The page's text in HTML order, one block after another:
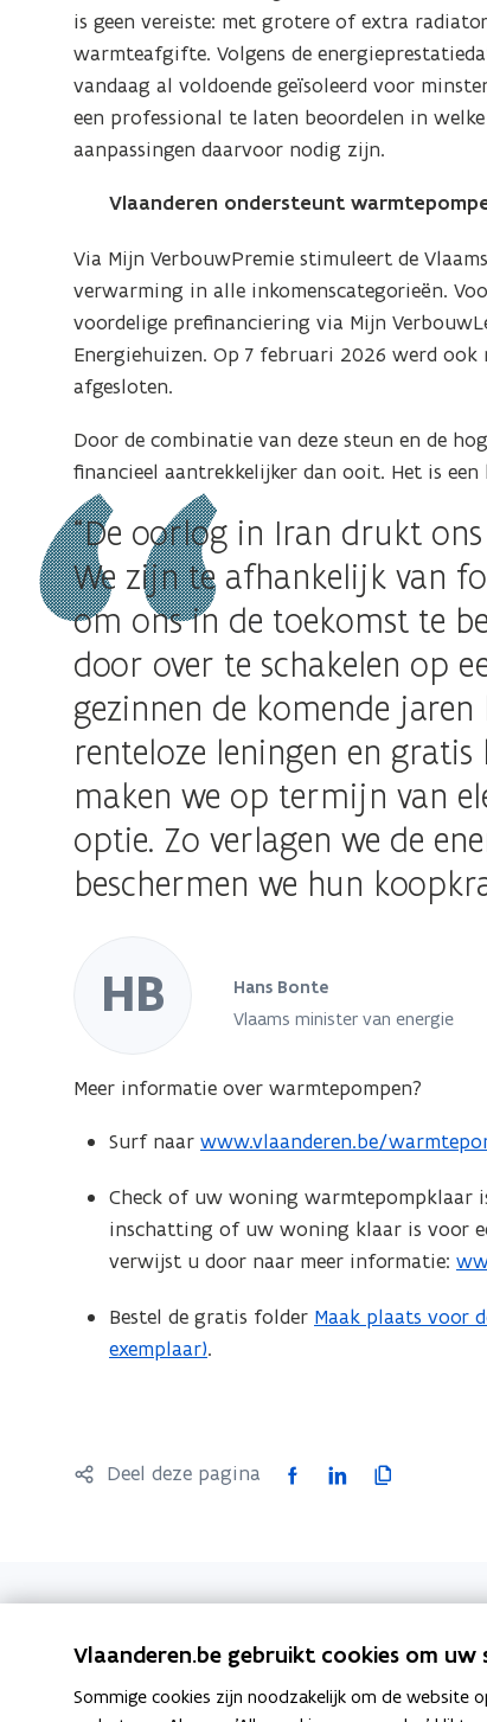
is geen vereiste: met grotere of extra
warmteafgifte. Volgens de
vandaag al voldoende geïsoleerd voor
een professional te laten beoordelen in
aanpassingen daarvoor nodig zijn.
Vlaanderen ondersteunt
Via Mijn VerbouwPremie stimuleert de
verwarming in alle inkomenscategorieën.
voordelige prefinanciering via Mijn
Energiehuizen. Op 7 februari 2026 werd
afgesloten.
Door de combinatie van deze steun en de
financieel aantrekkelijker dan ooit. Het is
“De oorlog in Iran drukt
We zijn te afhankelijk van
om ons in de toekomst te
door over te schakelen op
gezinnen de komende
renteloze leningen en
maken we op termijn van
optie. Zo verlagen we de
beschermen we hun
HB Hans Bonte
Vlaams minister van energie
Meer informatie over warmtepompen?
Surf naarwww.vlaanderen.be/
Check of uw woning warmtepompklaar
inschatting of uw woning klaar is voor
verwijst u door naar meer informatie:(
p
w
e
Bestel de gratis folder Maak plaats voor
exemplaar).
Deel deze pagina
F
b
o
k
L
e
i
n
K
e
r
l
Blijf op de hoogte
Schrijf u in op de VEKA-
Vlaanderen.be gebruikt cookies om
Sommige cookies zijn noodzakelijk om de website